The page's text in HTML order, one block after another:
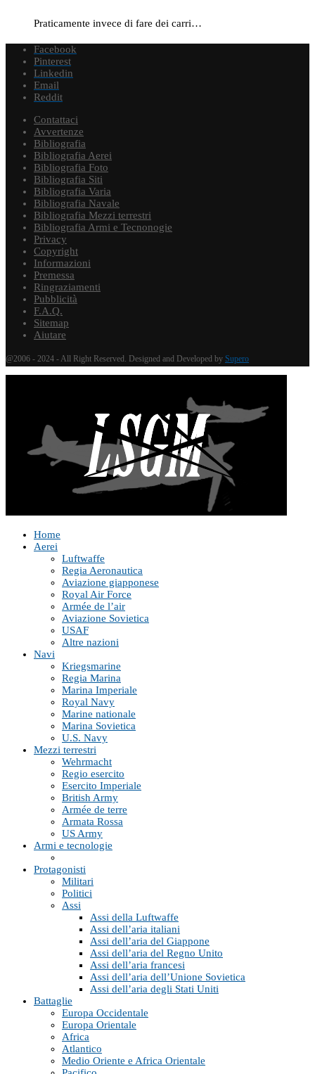
Praticamente invece di fare dei carri…
Facebook
Pinterest
Linkedin
Email
Reddit
Contattaci
Avvertenze
Bibliografia
Bibliografia Aerei
Bibliografia Foto
Bibliografia Siti
Bibliografia Varia
Bibliografia Navale
Bibliografia Mezzi terrestri
Bibliografia Armi e Tecnonogie
Privacy
Copyright
Informazioni
Premessa
Ringraziamenti
Pubblicità
F.A.Q.
Sitemap
Aiutare
@2006 - 2024 - All Right Reserved. Designed and Developed by Supero
Home
Aerei
Luftwaffe
Regia Aeronautica
Aviazione giapponese
Royal Air Force
Armée de l’air
Aviazione Sovietica
USAF
Altre nazioni
Navi
Kriegsmarine
Regia Marina
Marina Imperiale
Royal Navy
Marine nationale
Marina Sovietica
U.S. Navy
Mezzi terrestri
Wehrmacht
Regio esercito
Esercito Imperiale
British Army
Armée de terre
Armata Rossa
US Army
Armi e tecnologie
Protagonisti
Militari
Politici
Assi
Assi della Luftwaffe
Assi dell’aria italiani
Assi dell’aria del Giappone
Assi dell’aria del Regno Unito
Assi dell’aria francesi
Assi dell’aria dell’Unione Sovietica
Assi dell’aria degli Stati Uniti
Battaglie
Europa Occidentale
Europa Orientale
Africa
Atlantico
Medio Oriente e Africa Orientale